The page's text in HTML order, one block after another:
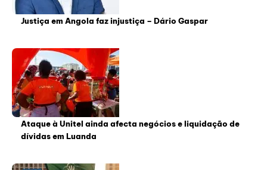
Justiça em Angola faz injustiça – Dário Gaspar
Ataque à Unitel ainda afecta negócios e liquidação de
dívidas em Luanda